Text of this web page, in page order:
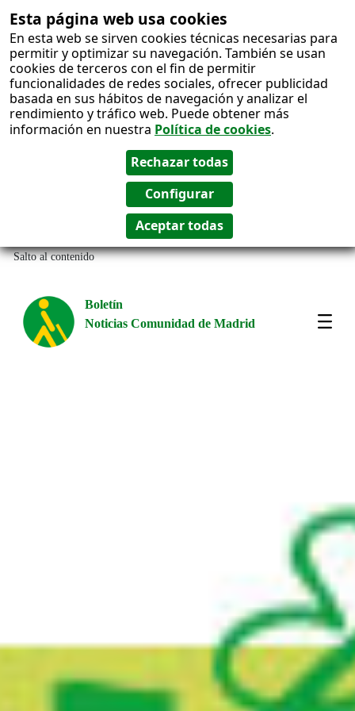
Esta página web usa cookies
En esta web se sirven cookies técnicas necesarias para
permitir y optimizar su navegación. También se usan
cookies de terceros con el fin de permitir
funcionalidades de redes sociales, ofrecer publicidad
basada en sus hábitos de navegación y analizar el
rendimiento y tráfico web. Puede obtener más
información en nuestra Política de cookies.
Salto al contenido
Boletín
Noticias Comunidad de Madrid